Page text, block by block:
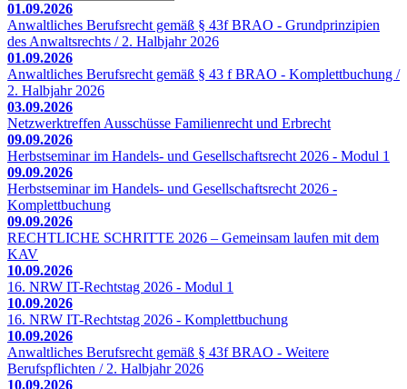
01.09.2026
Anwaltliches Berufsrecht gemäß § 43f BRAO - Grundprinzipien
des Anwaltsrechts / 2. Halbjahr 2026
01.09.2026
Anwaltliches Berufsrecht gemäß § 43 f BRAO - Komplettbuchung /
2. Halbjahr 2026
03.09.2026
Netzwerktreffen Ausschüsse Familienrecht und Erbrecht
09.09.2026
Herbstseminar im Handels- und Gesellschaftsrecht 2026 - Modul 1
09.09.2026
Herbstseminar im Handels- und Gesellschaftsrecht 2026 -
Komplettbuchung
09.09.2026
RECHTLICHE SCHRITTE 2026 – Gemeinsam laufen mit dem
KAV
10.09.2026
16. NRW IT-Rechtstag 2026 - Modul 1
10.09.2026
16. NRW IT-Rechtstag 2026 - Komplettbuchung
10.09.2026
Anwaltliches Berufsrecht gemäß § 43f BRAO - Weitere
Berufspflichten / 2. Halbjahr 2026
10.09.2026